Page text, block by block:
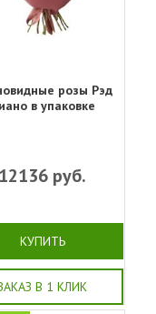
розы Рэд
в упаковке
12136 руб.
КУПИТЬ
В 1 КЛИК